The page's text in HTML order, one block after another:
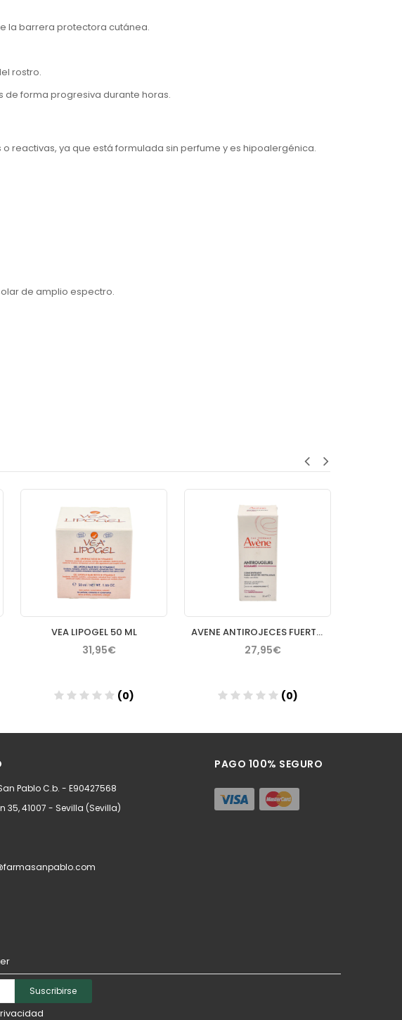
la barrera protectora cutánea.
rostro.
de forma progresiva durante horas.
o reactivas, ya que está formulada sin perfume y es hipoalergénica.
de amplio espectro.
VEA LIPOGEL 50 ML
31,95€
(0)
AVENE ANTIROJECES FUERTE CONCENTRADO 30 ML
27,95€
(0)
Pablo C.b. - E90427568
35, 41007 - Sevilla (Sevilla)
PAGO 100% SEGURO
Suscribirse